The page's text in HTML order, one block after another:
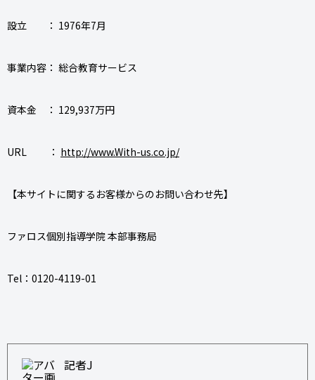
設立 ： 1976年7月
事業内容： 総合教育サービス
資本金 ： 129,937万円
URL ： http://www.With-us.co.jp/
【本サイトに関するお客様からのお問い合わせ先】
ファロス個別指導学院 本部事務局
Tel：0120-4119-01
記者J